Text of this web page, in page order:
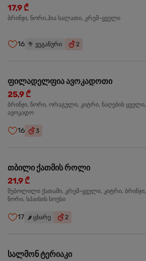
17,9 ₾
ბრინჯი, ნორი,ჰია სალათი, კრემ-ყველი
16 🥦 ვეგანური 2
ფილადელფია ავოკადოთი
25,9 ₾
ბრინჯი, ნორი, ორაგული, კიტრი, ნაღების ყველი,
ავოკადო
16 3
თბილი ქათმის როლი
21,9 ₾
შებოლილი ქათამი, კრემ-ყველი, კიტრი, ბრინჯი,
ნორი, სპაისის სოუსი
17 🌶️ ცხარე 2
სალმონ ტერიაკი